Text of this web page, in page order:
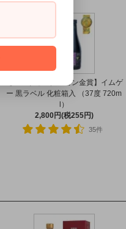
【モンドセレクション金賞】イムゲ
ー 黒ラベル 化粧箱入 （37度 720m
l）
2,800円(税255円)
35件